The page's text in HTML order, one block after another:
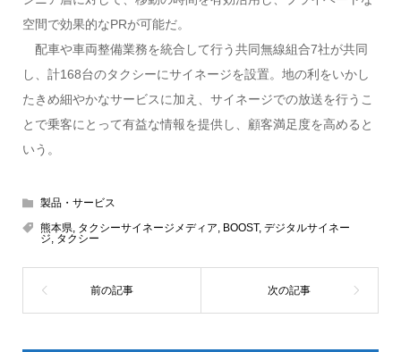
空間で効果的なPRが可能だ。
配車や車両整備業務を統合して行う共同無線組合7社が共同
し、計168台のタクシーにサイネージを設置。地の利をいかし
たきめ細やかなサービスに加え、サイネージでの放送を行うこ
とで乗客にとって有益な情報を提供し、顧客満足度を高めると
いう。
製品・サービス
熊本県, タクシーサイネージメディア, BOOST, デジタルサイネー
ジ, タクシー